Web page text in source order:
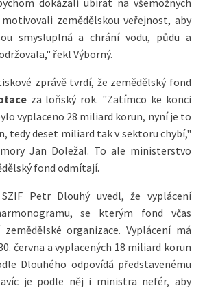
zemědělskou veřejnost, aby
smysluplná a chrání vodu, půdu a
řekl Výborný.
zprávě tvrdí, že zemědělský fond
za loňský rok. "Zatímco ke konci
vyplaceno 28 miliard korun, nyní je to
tedy deset miliard tak v sektoru chybí,"
Jan Doležal. To ale ministerstvo
fond odmítají.
Petr Dlouhý uvedl, že vyplácení
se kterým fond včas
organizace. Vyplácení má
června a vyplacených 18 miliard korun
Dlouhého odpovídá představenému
je podle něj i ministra nefér, aby